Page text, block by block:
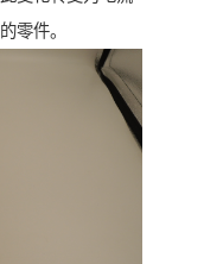
零件。